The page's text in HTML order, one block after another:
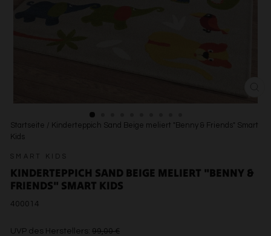
Startseite / Kinderteppich Sand Beige meliert "Benny & Friends" Smart
Kids
SMART KIDS
KINDERTEPPICH SAND BEIGE MELIERT "BENNY &
FRIENDS" SMART KIDS
400014
UVP des Herstellers: 99,00 €€99,00